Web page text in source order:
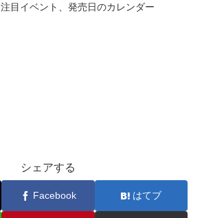
注目イベント、発売日のカレンダー
シェアする
Facebook はてブ